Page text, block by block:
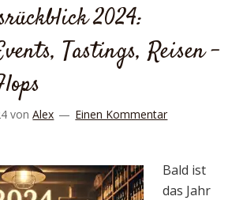
2024:
Tastings, Reisen –
vonAlex
Einen Kommentar
Bald ist
das Jahr